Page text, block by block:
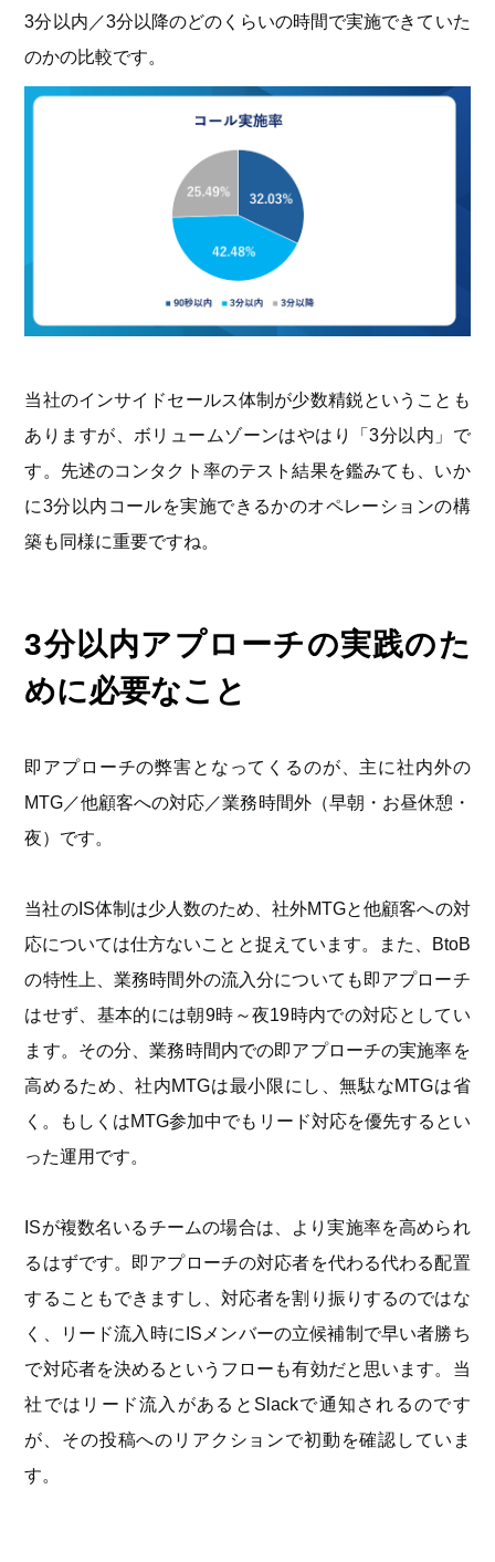
3分以内／3分以降のどのくらいの時間で実施できていた
のかの比較です。
当社のインサイドセールス体制が少数精鋭ということも
ありますが、ボリュームゾーンはやはり「3分以内」で
す。先述のコンタクト率のテスト結果を鑑みても、いか
に3分以内コールを実施できるかのオペレーションの構
築も同様に重要ですね。
3分以内アプローチの実践のた
めに必要なこと
即アプローチの弊害となってくるのが、主に社内外の
MTG／他顧客への対応／業務時間外（早朝・お昼休憩・
夜）です。
当社のIS体制は少人数のため、社外MTGと他顧客への対
応については仕方ないことと捉えています。また、BtoB
の特性上、業務時間外の流入分についても即アプローチ
はせず、基本的には朝9時～夜19時内での対応としてい
ます。その分、業務時間内での即アプローチの実施率を
高めるため、社内MTGは最小限にし、無駄なMTGは省
く。もしくはMTG参加中でもリード対応を優先するとい
った運用です。
ISが複数名いるチームの場合は、より実施率を高められ
るはずです。即アプローチの対応者を代わる代わる配置
することもできますし、対応者を割り振りするのではな
く、リード流入時にISメンバーの立候補制で早い者勝ち
で対応者を決めるというフローも有効だと思います。当
社ではリード流入があるとSlackで通知されるのです
が、その投稿へのリアクションで初動を確認していま
す。